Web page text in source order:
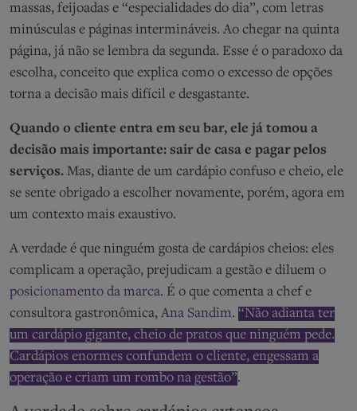
massas, feijoadas e “especialidades do dia”, com letras
minúsculas e páginas intermináveis. Ao chegar na quinta
página, já não se lembra da segunda. Esse é o paradoxo da
escolha, conceito que explica como o excesso de opções
torna a decisão mais difícil e desgastante.
Quando o cliente entra em seu bar, ele já tomou a
decisão mais importante: sair de casa e pagar pelos
serviços. Mas, diante de um cardápio confuso e cheio, ele
se sente obrigado a escolher novamente, porém, agora em
um contexto mais exaustivo.
A verdade é que ninguém gosta de cardápios cheios: eles
complicam a operação, prejudicam a gestão e diluem o
posicionamento da marca. É o que comenta a chef e
consultora gastronômica, Ana Sandim. “Não adianta ter
um cardápio gigante, cheio de pratos que ninguém pede.
Cardápios enormes confundem o cliente, engessam a
operação e criam um rombo na gestão”.